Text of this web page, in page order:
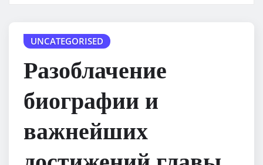
UNCATEGORISED
Разоблачение
биографии и
важнейших